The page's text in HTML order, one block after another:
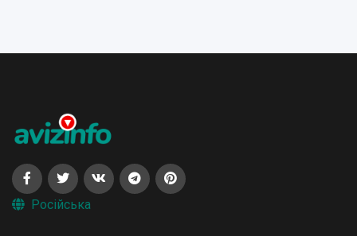
Російська